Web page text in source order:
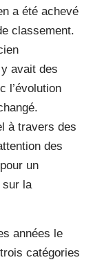
a été achevé
classement.
avait des
l’évolution
à travers des
des
un
sur la
années le
catégories